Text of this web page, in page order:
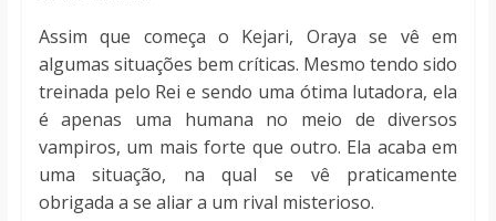
Assim que começa o Kejari, Oraya se vê em
algumas situações bem críticas. Mesmo tendo sido
treinada pelo Rei e sendo uma ótima lutadora, ela
é apenas uma humana no meio de diversos
vampiros, um mais forte que outro. Ela acaba em
uma situação, na qual se vê praticamente
obrigada a se aliar a um rival misterioso.